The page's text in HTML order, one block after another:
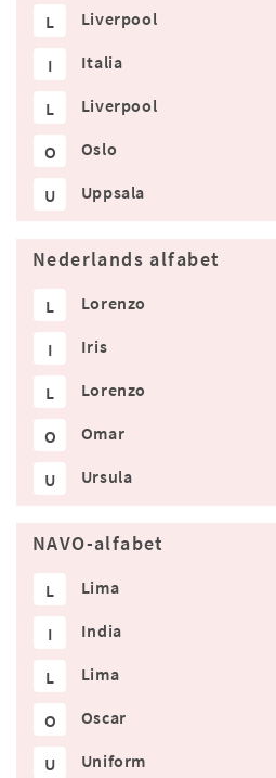
L Liverpool
I Italia
L Liverpool
O Oslo
U Uppsala
Nederlands alfabet
L Lorenzo
I Iris
L Lorenzo
O Omar
U Ursula
NAVO-alfabet
L Lima
I India
L Lima
O Oscar
U Uniform